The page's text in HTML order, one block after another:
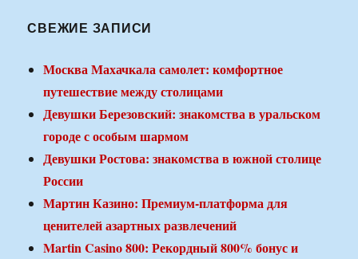
СВЕЖИЕ ЗАПИСИ
Москва Махачкала самолет: комфортное
путешествие между столицами
Девушки Березовский: знакомства в уральском
городе с особым шармом
Девушки Ростова: знакомства в южной столице
России
Мартин Казино: Премиум-платформа для
ценителей азартных развлечений
Martin Casino 800: Рекордный 800% бонус и